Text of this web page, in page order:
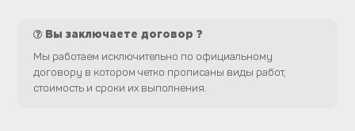
Вы заключаете договор ?
Мы работаем исключительно по официальному
договору в котором четко прописаны виды работ,
стоимость и сроки их выполнения.